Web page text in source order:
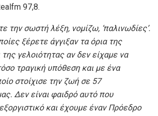
97,8.
την σωστή λέξη, νομίζω, ‘παλινωδίες’.
ξέρετε άγγιξαν τα όρια της
γελοιότητας αν δεν είχαμε να
τραγική υπόθεση και με ένα
στοίχισε την ζωή σε 57
Δεν είναι φαιδρό αυτό που
εξοργιστικό και έχουμε έναν Πρόεδρο